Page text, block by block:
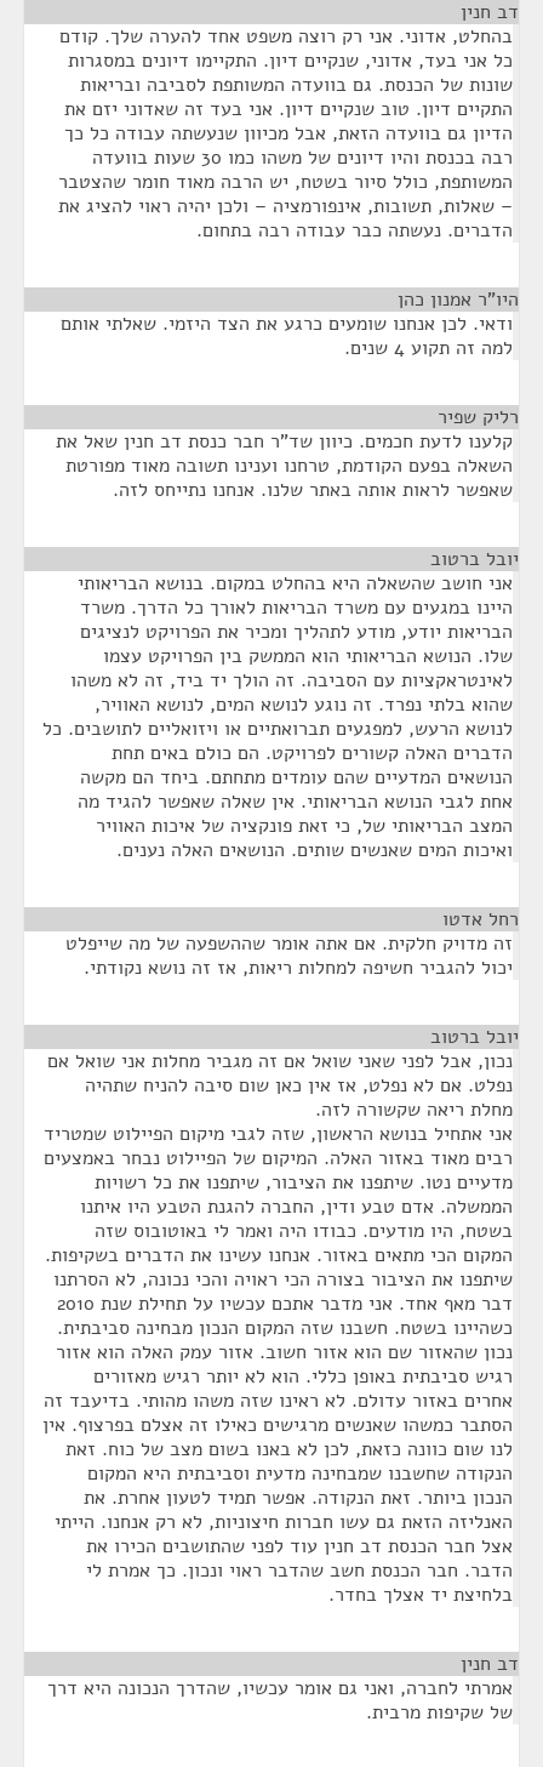
דב חנין
בהחלט, אדוני. אני רק רוצה משפט אחד להערה שלך. קודם
כל אני בעד, אדוני, שנקיים דיון. התקיימו דיונים במסגרות
שונות של הכנסת. גם בוועדה המשותפת לסביבה ובריאות
התקיים דיון. טוב שנקיים דיון. אני בעד זה שאדוני יזם את
הדיון גם בוועדה הזאת, אבל מכיוון שנעשתה עבודה כל כך
רבה בכנסת והיו דיונים של משהו כמו 30 שעות בוועדה
המשותפת, כולל סיור בשטח, יש הרבה מאוד חומר שהצטבר
– שאלות, תשובות, אינפורמציה – ולכן יהיה ראוי להציג את
הדברים. נעשתה כבר עבודה רבה בתחום.
היו"ר אמנון כהן
ודאי. לכן אנחנו שומעים כרגע את הצד היזמי. שאלתי אותם
למה זה תקוע 4 שנים.
רליק שפיר
קלענו לדעת חכמים. כיוון שד"ר חבר כנסת דב חנין שאל את
השאלה בפעם הקודמת, טרחנו וענינו תשובה מאוד מפורטת
שאפשר לראות אותה באתר שלנו. אנחנו נתייחס לזה.
יובל ברטוב
אני חושב שהשאלה היא בהחלט במקום. בנושא הבריאותי
היינו במגעים עם משרד הבריאות לאורך כל הדרך. משרד
הבריאות יודע, מודע לתהליך ומכיר את הפרויקט לנציגים
שלו. הנושא הבריאותי הוא הממשק בין הפרויקט עצמו
לאינטראקציות עם הסביבה. זה הולך יד ביד, זה לא משהו
שהוא בלתי נפרד. זה נוגע לנושא המים, לנושא האוויר,
לנושא הרעש, למפגעים תברואתיים או ויזואליים לתושבים. כל
הדברים האלה קשורים לפרויקט. הם כולם באים תחת
הנושאים המדעיים שהם עומדים מתחתם. ביחד הם מקשה
אחת לגבי הנושא הבריאותי. אין שאלה שאפשר להגיד מה
המצב הבריאותי של, כי זאת פונקציה של איכות האוויר
ואיכות המים שאנשים שותים. הנושאים האלה נענים.
רחל אדטו
זה מדויק חלקית. אם אתה אומר שההשפעה של מה שייפלט
יכול להגביר חשיפה למחלות ריאות, אז זה נושא נקודתי.
יובל ברטוב
נכון, אבל לפני שאני שואל אם זה מגביר מחלות אני שואל אם
נפלט. אם לא נפלט, אז אין כאן שום סיבה להניח שתהיה
מחלת ריאה שקשורה לזה.
אני אתחיל בנושא הראשון, שזה לגבי מיקום הפיילוט שמטריד
רבים מאוד באזור האלה. המיקום של הפיילוט נבחר באמצעים
מדעיים נטו. שיתפנו את הציבור, שיתפנו את כל רשויות
הממשלה. אדם טבע ודין, החברה להגנת הטבע היו איתנו
בשטח, היו מודעים. כבודו היה ואמר לי באוטובוס שזה
המקום הכי מתאים באזור. אנחנו עשינו את הדברים בשקיפות.
שיתפנו את הציבור בצורה הכי ראויה והכי נכונה, לא הסרתנו
דבר מאף אחד. אני מדבר אתכם עכשיו על תחילת שנת 2010
כשהיינו בשטח. חשבנו שזה המקום הנכון מבחינה סביבתית.
נכון שהאזור שם הוא אזור חשוב. אזור עמק האלה הוא אזור
רגיש סביבתית באופן כללי. הוא לא יותר רגיש מאזורים
אחרים באזור עדולם. לא ראינו שזה משהו מהותי. בדיעבד זה
הסתבר כמשהו שאנשים מרגישים כאילו זה אצלם בפרצוף. אין
לנו שום כוונה כזאת, לכן לא באנו בשום מצב של כוח. זאת
הנקודה שחשבנו שמבחינה מדעית וסביבתית היא המקום
הנכון ביותר. זאת הנקודה. אפשר תמיד לטעון אחרת. את
האנליזה הזאת גם עשו חברות חיצוניות, לא רק אנחנו. הייתי
אצל חבר הכנסת דב חנין עוד לפני שהתושבים הכירו את
הדבר. חבר הכנסת חשב שהדבר ראוי ונכון. כך אמרת לי
בלחיצת יד אצלך בחדר.
דב חנין
אמרתי לחברה, ואני גם אומר עכשיו, שהדרך הנכונה היא דרך
של שקיפות מרבית.